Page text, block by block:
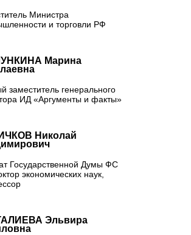
Министра
и торговли РФ
Марина
заместитель генерального
ИД «Аргументы и факты»
Николай
Государственной Думы ФС
экономических наук,
Эльвира